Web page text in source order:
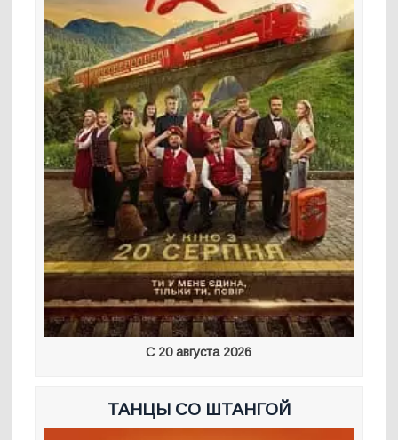
С 20 августа 2026
ТАНЦЫ СО ШТАНГОЙ